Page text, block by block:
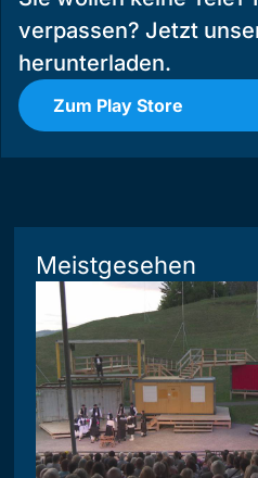
verpassen? Jetzt
herunterladen.
Zum Play Store
Meistgesehen